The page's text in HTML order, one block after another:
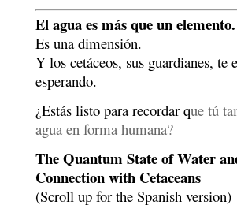
El agua es más que un elemento.
Es una dimensión.
Y los cetáceos, sus guardianes, te
esperando.
¿Estás listo para recordar que tú
agua en forma humana?
The Quantum State of Water
Connection with Cetaceans
(Scroll up for the Spanish version)